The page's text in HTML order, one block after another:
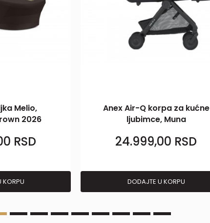
Melio,
2026
RSD
KORPU
Anex Air-Q korpa za kućne
ljubimce, Muna
24.999,00 RSD
DODAJTE U KORPU